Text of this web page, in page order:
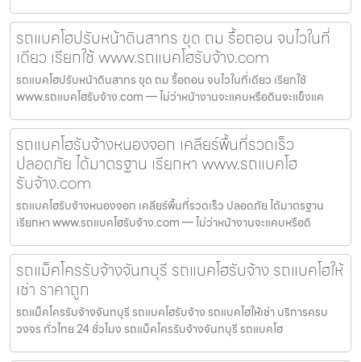
รถแบคโฮปรับหน้าดินสาทร ขุด ถม รื้อถอน จบไวในที่
เดียว เรียกใช้ www.รถแบคโฮรับจ้าง.com
รถแบคโฮปรับหน้าดินสาทร ขุด ถม รื้อถอน จบไวในที่เดียว เรียกใช้
www.รถแบคโฮรับจ้าง.com — ไม่ว่าหน้างานจะแคบหรือดินจะแข็งแค
รถแบคโฮรับจ้างหนองจอก เคลียร์พื้นที่รวดเร็ว
ปลอดภัย ได้มาตรฐาน เรียกหา www.รถแบคโฮ
รับจ้าง.com
รถแบคโฮรับจ้างหนองจอก เคลียร์พื้นที่รวดเร็ว ปลอดภัย ได้มาตรฐาน
เรียกหา www.รถแบคโฮรับจ้าง.com — ไม่ว่าหน้างานจะแคบหรือดิ
รถแม็คโครรับจ้างจันทบุรี รถแบคโฮรับจ้าง รถแบคโฮให้
เช่า ราคาถูก
รถแม็คโครรับจ้างจันทบุรี รถแบคโฮรับจ้าง รถแบคโฮให้เช่า บริการครบ
วงจร ทั่วไทย 24 ชั่วโมง รถแม็คโครรับจ้างจันทบุรี รถแบคโฮ